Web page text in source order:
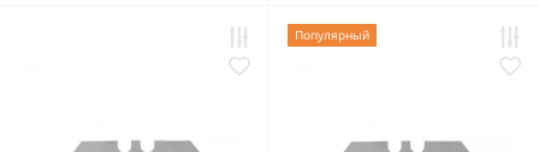
Популярный